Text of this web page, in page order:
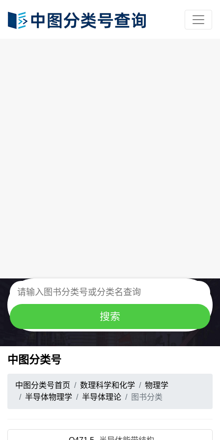
中图分类号
中图分类号首页 数理科学和化学
物理学
半导体物理学
半导体理论 图书分类